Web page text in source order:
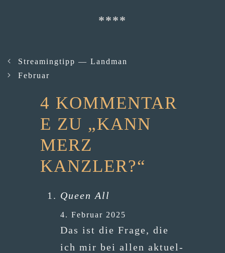
Streamingtipp — Landman
Februar
4 KOMMENTAR
E ZU „KANN
MERZ
KANZLER?“
Queen All
4. Februar 2025
Das ist die Fra­ge, die
ich mir bei allen aktu­el­